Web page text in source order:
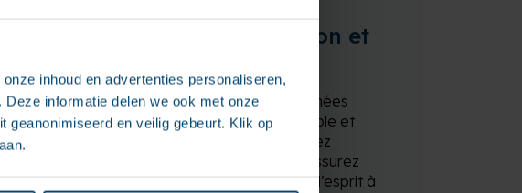
inhoud en advertenties personaliseren,
informatie delen we ook met onze
geanonimiseerd en veilig gebeurt. Klik op
de contenu
est une
Conservation et
Stockage de données
confidentiel, durable et
sécurisé. Préservez
l’authenticité et assurez
votre tranquillité d’esprit à